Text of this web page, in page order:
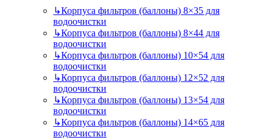
↳Корпуса фильтров (баллоны) 8×35 для
водоочистки
↳Корпуса фильтров (баллоны) 8×44 для
водоочистки
↳Корпуса фильтров (баллоны) 10×54 для
водоочистки
↳Корпуса фильтров (баллоны) 12×52 для
водоочистки
↳Корпуса фильтров (баллоны) 13×54 для
водоочистки
↳Корпуса фильтров (баллоны) 14×65 для
водоочистки